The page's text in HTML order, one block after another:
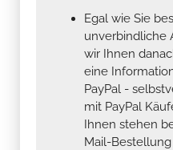
Egal wie Sie
unverbindliche
wir Ihnen
eine
PayPal -
mit PayPal
Ihnen stehen
Mail-Bestellung